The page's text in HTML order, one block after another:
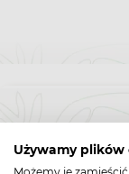
Używamy plików